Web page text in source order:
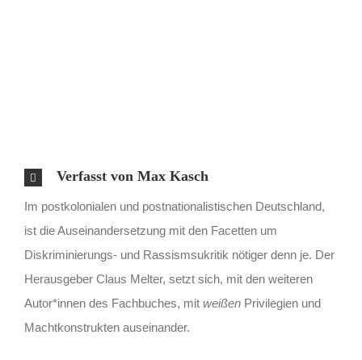
Verfasst von Max Kasch
Im postkolonialen und postnationalistischen Deutschland,
ist die Auseinandersetzung mit den Facetten um
Diskriminierungs- und Rassismsukritik nötiger denn je. Der
Herausgeber Claus Melter, setzt sich, mit den weiteren
Autor*innen des Fachbuches, mit weißen Privilegien und
Machtkonstrukten auseinander.